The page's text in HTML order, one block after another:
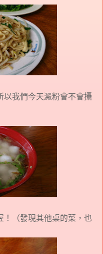
以我們今天澱粉會不會攝
！（發現其他桌的菜，也